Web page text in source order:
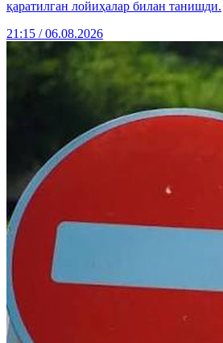
қаратилган лойиҳалар билан танишди.
21:15 / 06.08.2026